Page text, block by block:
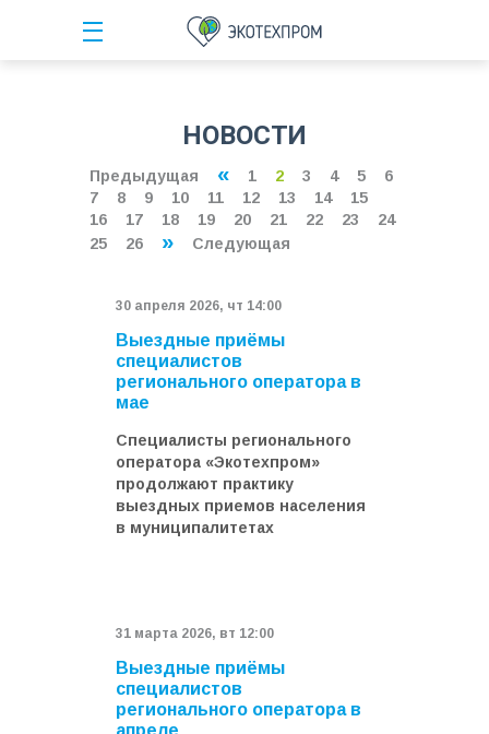
НОВОСТИ
Предыдущая « 1 2 3 4 5
6
7
8 9 10 11 12 13 14
15
16
17 18 19 20 21 22 23
24
25
26 » Следующая
30 апреля 2026, чт 14:00
Выездные приёмы
специалистов
регионального оператора в
мае
Специалисты регионального
оператора «Экотехпром»
продолжают практику
выездных приемов населения
в муниципалитетах
31 мартa 2026, вт 12:00
Выездные приёмы
специалистов
регионального оператора в
апреле